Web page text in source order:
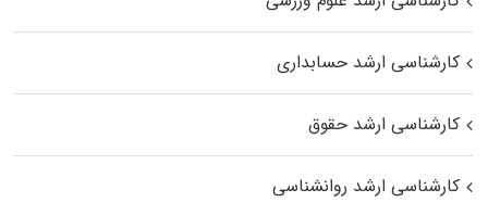
کارشناسی ارشد حسابداری
کارشناسی ارشد حقوق
کارشناسی ارشد روانشناسی